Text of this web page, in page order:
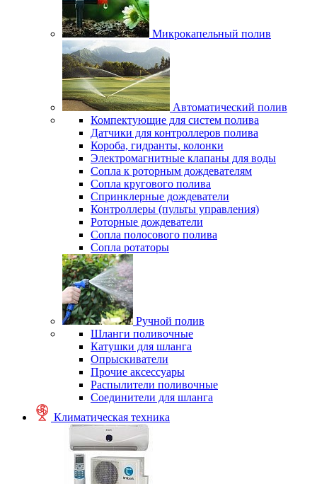
Микрокапельный полив
Автоматический полив
Компектующие для систем полива
Датчики для контроллеров полива
Короба, гидранты, колонки
Электромагнитные клапаны для воды
Сопла к роторным дождевателям
Сопла кругового полива
Спринклерные дождеватели
Контроллеры (пульты управления)
Роторные дождеватели
Сопла полосового полива
Сопла ротаторы
Ручной полив
Шланги поливочные
Катушки для шланга
Опрыскиватели
Прочие аксессуары
Распылители поливочные
Соединители для шланга
Климатическая техника